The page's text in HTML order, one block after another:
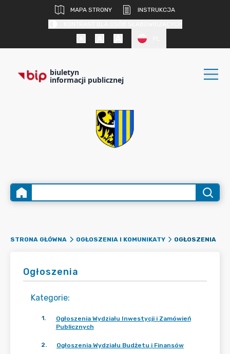
MAPA STRONY
INSTRUKCJA
biuletyn
informacji publicznej
STRONA GŁÓWNA OGŁOSZENIA I KOMUNIKATY OGŁOSZENIA
Ogłoszenia
Kategorie:
1.
Ogłoszenia Wydziału Inwestycji i Zamówień
Publicznych
2. Ogłoszenia Wydziału Budżetu i Finansów